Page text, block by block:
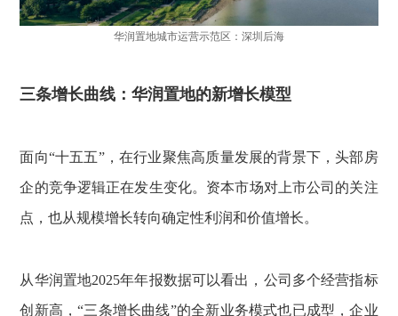
华润置地城市运营示范区：深圳后海
三条增长曲线：华润置地的新增长模型
面向“十五五”，在行业聚焦高质量发展的背景下，头部房
企的竞争逻辑正在发生变化。资本市场对上市公司的关注
点，也从规模增长转向确定性利润和价值增长。
从华润置地2025年年报数据可以看出，公司多个经营指标
创新高，“三条增长曲线”的全新业务模式也已成型，企业